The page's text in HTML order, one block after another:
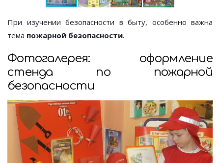
При изучении безопасности в быту, особенно важна
тема пожарной безопасности.
Фотогалерея: оформление
стенда по пожарной
безопасности